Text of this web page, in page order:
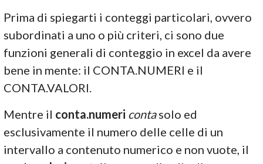
Prima di spiegarti i conteggi particolari, ovvero
subordinati a uno o più criteri, ci sono due
funzioni generali di conteggio in excel da avere
bene in mente: il CONTA.NUMERI e il
CONTA.VALORI.
Mentre il conta.numeri contasolo ed
esclusivamente il numero delle celle di un
intervallo a contenuto numerico e non vuote, il